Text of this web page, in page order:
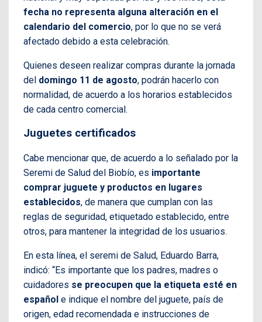
fecha no representa alguna alteración en el
calendario del comercio, por lo que no se verá
afectado debido a esta celebración.
Quienes deseen realizar compras durante la jornada
del domingo 11 de agosto, podrán hacerlo con
normalidad, de acuerdo a los horarios establecidos
de cada centro comercial.
Juguetes certificados
Cabe mencionar que, de acuerdo a lo señalado por la
Seremi de Salud del Biobío, es importante
comprar juguete y productos en lugares
establecidos, de manera que cumplan con las
reglas de seguridad, etiquetado establecido, entre
otros, para mantener la integridad de los usuarios.
En esta línea, el seremi de Salud, Eduardo Barra,
indicó: “Es importante que los padres, madres o
cuidadores se preocupen que la etiqueta esté en
español e indique el nombre del juguete, país de
origen, edad recomendada e instrucciones de